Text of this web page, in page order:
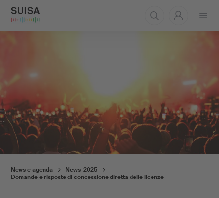
News e agenda
News-2025
Domande e risposte di concessione diretta delle licenze